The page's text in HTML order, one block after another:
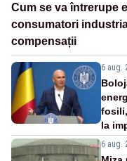
Cum se va întrerupe
consumatori
compensații
6 aug.
la
6 aug.